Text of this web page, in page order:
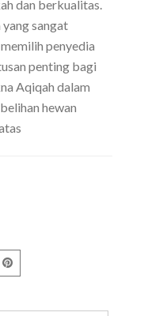
dan berkualitas.
sangat
penyedia
penting bagi
Aqiqah dalam
hewan